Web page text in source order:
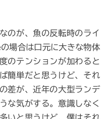
のが、魚の反転時のライ
場合は口元に大きな物体
のテンションが加わると
簡単だと思うけど、それ
差が、近年の大型ランデ
な気がする。意識しなく
いと思うけど、僕はそれ